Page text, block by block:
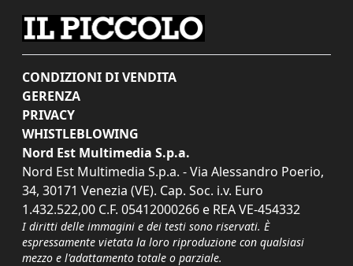
CONDIZIONI DI VENDITA
GERENZA
PRIVACY
WHISTLEBLOWING
Nord Est Multimedia S.p.a.
Nord Est Multimedia S.p.a. - Via Alessandro Poerio,
34, 30171 Venezia (VE). Cap. Soc. i.v. Euro
1.432.522,00 C.F. 05412000266 e REA VE-454332
I diritti delle immagini e dei testi sono riservati. È
espressamente vietata la loro riproduzione con qualsiasi
mezzo e l'adattamento totale o parziale.